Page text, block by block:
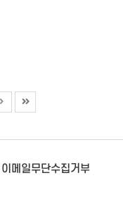
이메일무단수집거부